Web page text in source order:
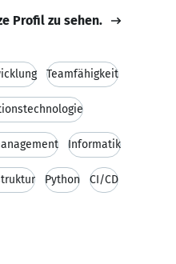
Profil zu sehen.
Teamfähigkeit
Informatik
Python CI/CD